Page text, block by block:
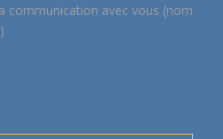
communication avec vous (nom